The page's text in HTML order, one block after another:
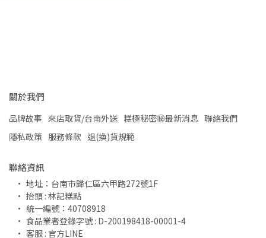
關於我們
品牌故事 來店取貨/台南外送 糕極秘密㊙️最新消息 聯絡我們
隱私政策 服務條款 退(換)貨規範
聯絡資訊
地址：台南市歸仁區六甲路272號1F
抬頭 : 林記糕點
統一編號：40708918
食品業者登錄字號 : D-200198418-00001-4
客服 : 官方LINE